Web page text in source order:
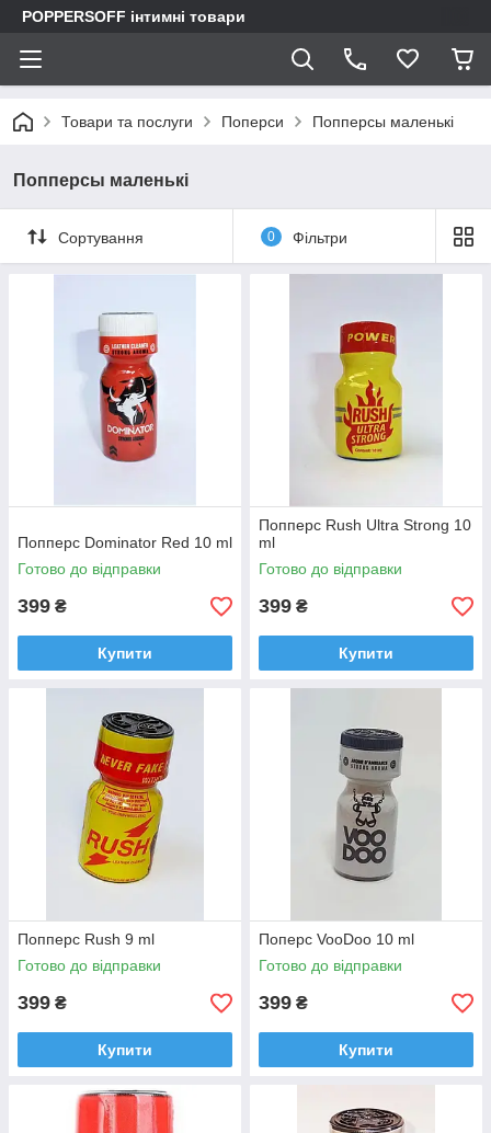
POPPERSOFF інтимні товари
Товари та послуги Поперси Попперсы маленькі
Попперсы маленькі
Сортування 0 Фільтри
Попперс Dominator Red 10 ml
Готово до відправки
399 ₴
Купити
Попперс Rush Ultra Strong 10
ml
Готово до відправки
399 ₴
Купити
Попперс Rush 9 ml
Готово до відправки
399 ₴
Купити
Поперс VooDoo 10 ml
Готово до відправки
399 ₴
Купити